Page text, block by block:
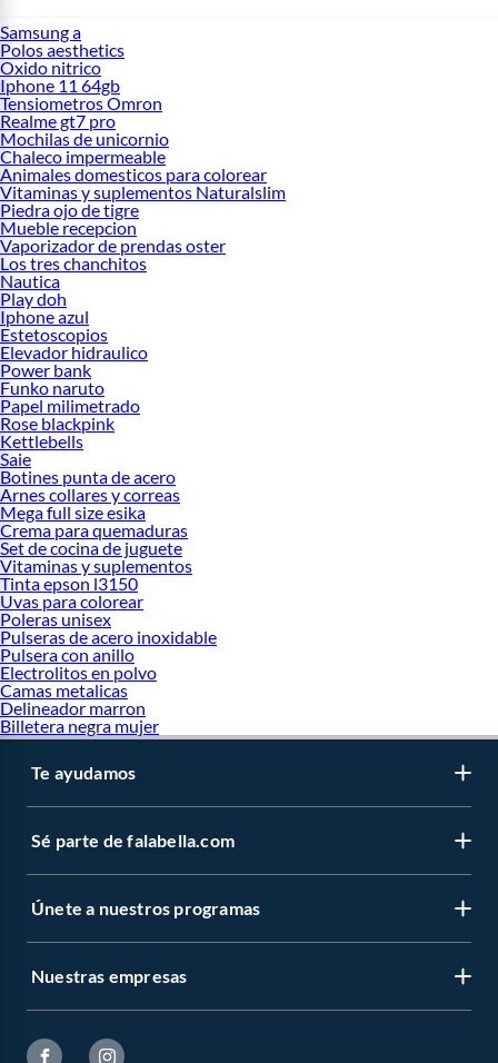
Samsung a
Polos aesthetics
Oxido nitrico
Iphone 11 64gb
Tensiometros Omron
Realme gt7 pro
Mochilas de unicornio
Chaleco impermeable
Animales domesticos para colorear
Vitaminas y suplementos Naturalslim
Piedra ojo de tigre
Mueble recepcion
Vaporizador de prendas oster
Los tres chanchitos
Nautica
Play doh
Iphone azul
Estetoscopios
Elevador hidraulico
Power bank
Funko naruto
Papel milimetrado
Rose blackpink
Kettlebells
Saie
Botines punta de acero
Arnes collares y correas
Mega full size esika
Crema para quemaduras
Set de cocina de juguete
Vitaminas y suplementos
Tinta epson l3150
Uvas para colorear
Poleras unisex
Pulseras de acero inoxidable
Pulsera con anillo
Electrolitos en polvo
Camas metalicas
Delineador marron
Billetera negra mujer
Te ayudamos
Sé parte de falabella.com
Únete a nuestros programas
Nuestras empresas